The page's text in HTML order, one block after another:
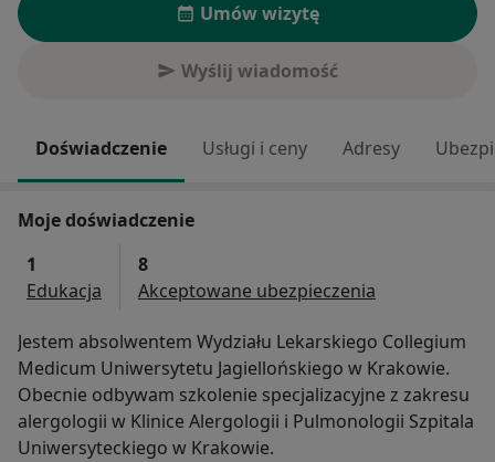
Umów wizytę
Wyślij wiadomość
Doświadczenie Usługi i ceny Adresy
Moje doświadczenie
1
Edukacja
8
Akceptowane ubezpieczenia
Jestem absolwentem Wydziału Lekarskiego Collegium
Medicum Uniwersytetu Jagiellońskiego w Krakowie.
Obecnie odbywam szkolenie specjalizacyjne z zakresu
alergologii w Klinice Alergologii i Pulmonologii Szpitala
Uniwersyteckiego w Krakowie.